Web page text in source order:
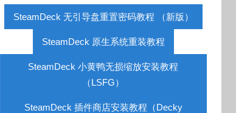
SteamDeck 无引导盘重置密码教程 （新版）
SteamDeck 原生系统重装教程
SteamDeck 小黄鸭无损缩放安装教程
（LSFG）
SteamDeck 插件商店安装教程（Decky